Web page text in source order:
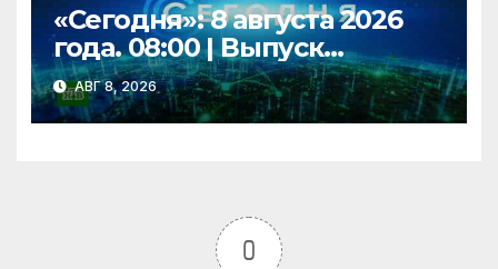
«Сегодня»: 8 августа 2026
года. 08:00 | Выпуск
новостей | Новости НТВ
АВГ 8, 2026
0